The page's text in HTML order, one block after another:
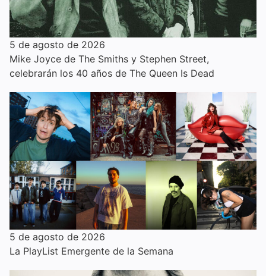
5 de agosto de 2026
Mike Joyce de The Smiths y Stephen Street,
celebrarán los 40 años de The Queen Is Dead
5 de agosto de 2026
La PlayList Emergente de la Semana